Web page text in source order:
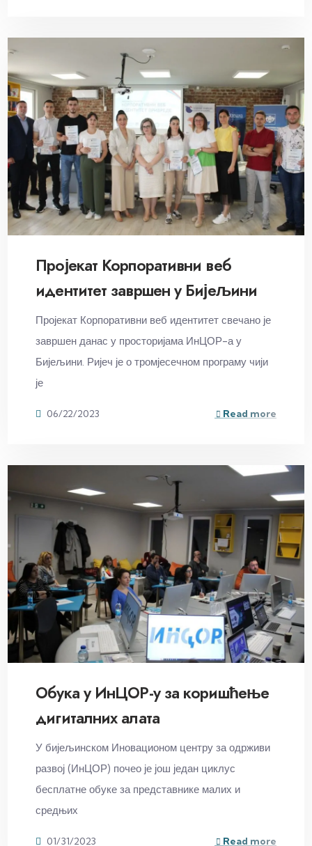
Пројекат Корпоративни веб
идентитет завршен у Бијељини
Пројекат Корпоративни веб идентитет свечано је
завршен данас у просторијама ИнЦОР-а у
Бијељини. Ријеч је о тромјесечном програму чији
је
06/22/2023 Read more
Обука у ИнЦОР-у за коришћење
дигиталних алата
У бијељинском Иновационом центру за одрживи
развој (ИнЦОР) почео је још један циклус
бесплатне обуке за представнике малих и
средњих
01/31/2023 Read more